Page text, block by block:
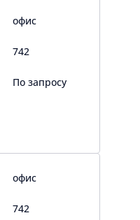
офис
742
По запросу
офис
742